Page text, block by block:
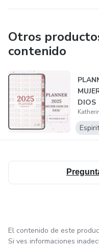
Otros
contenido
DIOS
El contenido de este
Si ves informaciones